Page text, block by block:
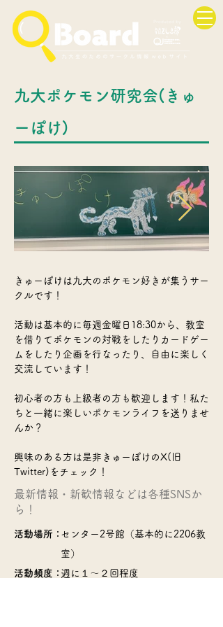
九大ポケモン研究会(きゅ
ーぽけ)
きゅーぽけは九大のポケモン好きが集うサー
クルです！
活動は基本的に毎週金曜日18:30から、教室
を借りてポケモンの対戦をしたりカードゲー
ムをしたり企画を行なったり、自由に楽しく
交流しています！
初心者の方も上級者の方も歓迎します！私た
ちと一緒に楽しいポケモンライフを送りませ
んか？
興味のある方は是非きゅーぽけのX(旧
Twitter)をチェック！
​最新情報・新歓情報などは各種SNSか
ら！
活動場所：センター2号館（基本的に2206教
室）
活動頻度：週に１～２回程度